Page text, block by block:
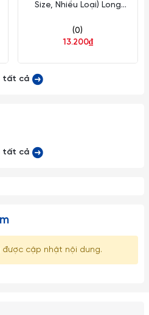
Size, Nhiều Loại) Long
(0)
13.200₫
tất cả
tất cả
cập nhật nội dung.